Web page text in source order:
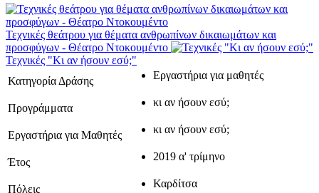
Τεχνικές θεάτρου για θέματα ανθρωπίνων δικαιωμάτων και
προσφύγων - Θέατρο Ντοκουμέντο
Τεχνικές "Κι αν ήσουν εσύ;"
Κατηγορία Δράσης
Εργαστήρια για μαθητές
Προγράμματα κι αν ήσουν εσύ;
Εργαστήρια για Μαθητές κι αν ήσουν εσύ;
Έτος 2019 α' τρίμηνο
Πόλεις Καρδίτσα